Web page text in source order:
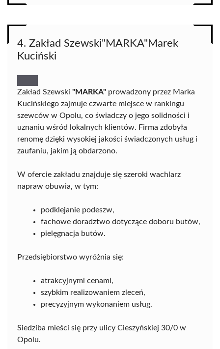
4. Zakład Szewski"MARKA"Marek
Kuciński
Zakład Szewski "MARKA" prowadzony przez Marka
Kucińskiego zajmuje czwarte miejsce w rankingu
szewców w Opolu, co świadczy o jego solidności i
uznaniu wśród lokalnych klientów. Firma zdobyła
renomę dzięki wysokiej jakości świadczonych usług i
zaufaniu, jakim ją obdarzono.
W ofercie zakładu znajduje się szeroki wachlarz
napraw obuwia, w tym:
podklejanie podeszw,
fachowe doradztwo dotyczące doboru butów,
pielęgnacja butów.
Przedsiębiorstwo wyróżnia się:
atrakcyjnymi cenami,
szybkim realizowaniem zleceń,
precyzyjnym wykonaniem usług.
Siedziba mieści się przy ulicy Cieszyńskiej 30/0 w
Opolu.